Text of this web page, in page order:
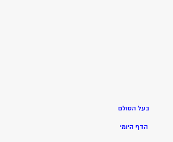
בעל הסולם
הדף היומי